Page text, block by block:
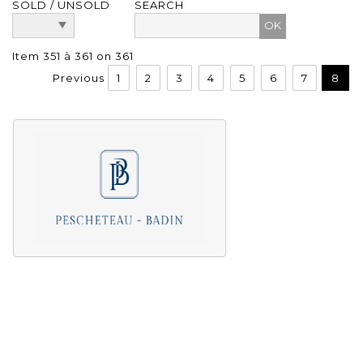
SOLD / UNSOLD
SEARCH
Item 351 à 361 on 361
Previous
1 2 3 4 5 6 7 8